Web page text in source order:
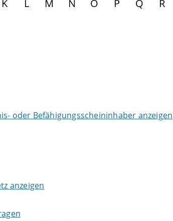
K L M N O P Q R
oder Befähigungsscheininhaber anzeigen
anzeigen